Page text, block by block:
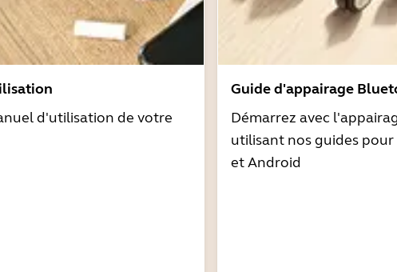
d'utilisation de votre
Guide d'appairage
Démarrez avec
utilisant nos guides
et Android